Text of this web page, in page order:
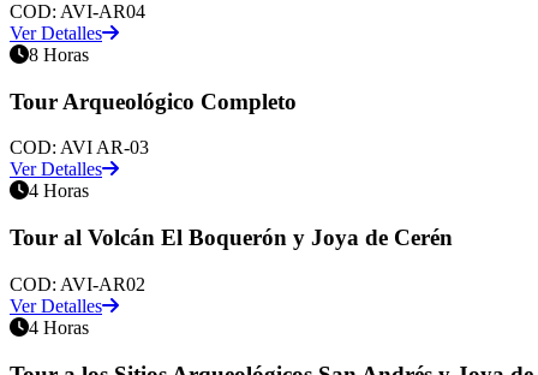
COD: AVI-AR04
Ver Detalles
8 Horas
Tour Arqueológico Completo
COD: AVI AR-03
Ver Detalles
4 Horas
Tour al Volcán El Boquerón y Joya de Cerén
COD: AVI-AR02
Ver Detalles
4 Horas